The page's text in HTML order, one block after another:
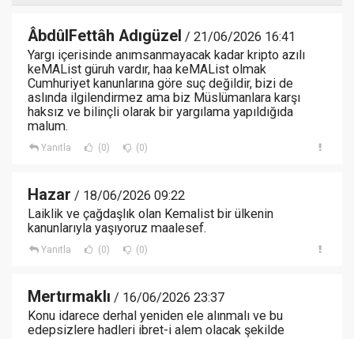
ÂbdûlFettâh Adıgüzel / 21/06/2026 16:41
Yargı içerisinde anımsanmayacak kadar kripto azılı
keMAList güruh vardır, haa keMAList olmak
Cumhuriyet kanunlarına göre suç değildir, bizi de
aslında ilgilendirmez ama biz Müslümanlara karşı
haksız ve bilinçli olarak bir yargılama yapıldığıda
malum.
Yanıtla (0) (0)
Hazar / 18/06/2026 09:22
Laiklik ve çağdaşlık olan Kemalist bir ülkenin
kanunlarıyla yaşıyoruz maalesef.
Yanıtla (0) (0)
Mertırmaklı / 16/06/2026 23:37
Konu idarece derhal yeniden ele alınmalı ve bu
edepsizlere hadleri ibret-i alem olacak şekilde